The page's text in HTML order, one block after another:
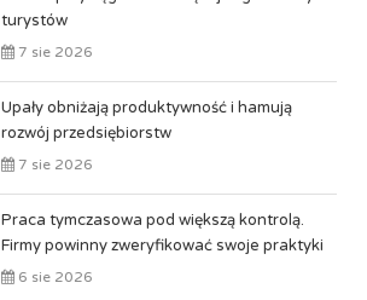
turystów
7 sie 2026
Upały obniżają produktywność i hamują
rozwój przedsiębiorstw
7 sie 2026
Praca tymczasowa pod większą kontrolą.
Firmy powinny zweryfikować swoje praktyki
6 sie 2026